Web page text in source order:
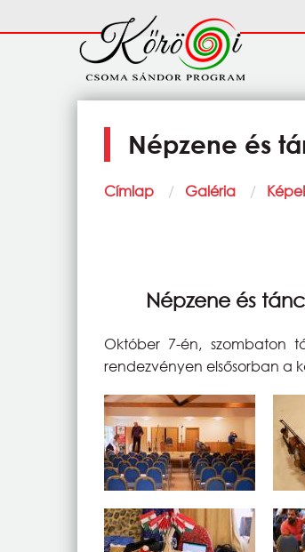
Fő
navigáció
Népzene és
Morzsa
Címlap Galéria
Népzene és
Október 7-én, szombaton
rendezvényen elsősorban a